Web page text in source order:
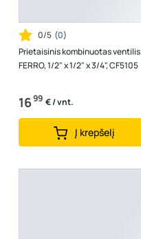
0/5 (0)
Prietaisinis kombinuotas ventilis
FERRO, 1/2" x 1/2" x 3/4", CF5105
1699 € / vnt.
Į krepšelį